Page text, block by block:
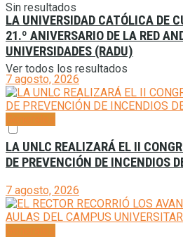
Sin resultados
Ver todos los resultados
LA UNIVERSIDAD CATÓLICA DE
21.º ANIVERSARIO DE LA RED
UNIVERSIDADES (RADU)
7 agosto, 2026
LA UNLC REALIZARÁ EL II
DE PREVENCIÓN DE INCENDIOS
7 agosto, 2026